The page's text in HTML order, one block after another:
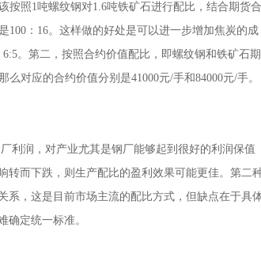
按照1吨螺纹钢对1.6吨铁矿石进行配比，结合期货合
100：16。这样做的好处是可以进一步增加焦炭的成
。第二，按照合约价值配比，即螺纹钢和铁矿石期
对应的合约价值分别是41000元/手和84000元/手。
利润，对产业尤其是钢厂能够起到很好的利润保值
转而下跌，则生产配比的盈利效果可能更佳。第二
系，这是目前市场主流的配比方式，但缺点在于具
确定统一标准。